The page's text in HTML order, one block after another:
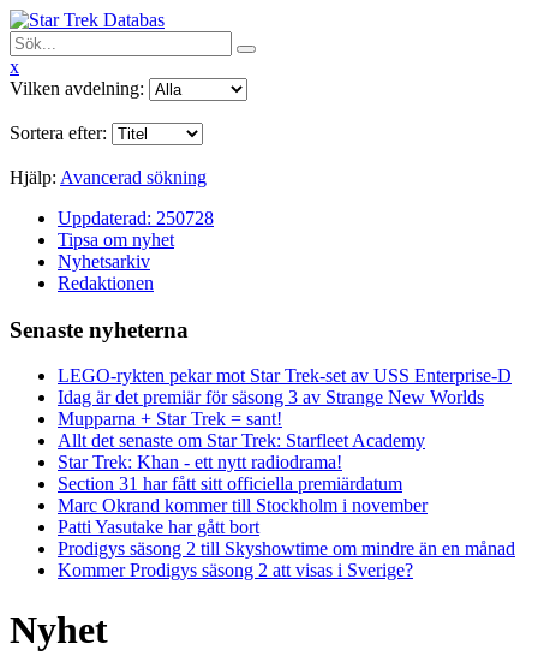
x
Vilken avdelning:
Sortera efter:
Hjälp: Avancerad sökning
Uppdaterad: 250728
Tipsa om nyhet
Nyhetsarkiv
Redaktionen
Senaste nyheterna
LEGO-rykten pekar mot Star Trek-set av USS Enterprise-D
Idag är det premiär för säsong 3 av Strange New Worlds
Mupparna + Star Trek = sant!
Allt det senaste om Star Trek: Starfleet Academy
Star Trek: Khan - ett nytt radiodrama!
Section 31 har fått sitt officiella premiärdatum
Marc Okrand kommer till Stockholm i november
Patti Yasutake har gått bort
Prodigys säsong 2 till Skyshowtime om mindre än en månad
Kommer Prodigys säsong 2 att visas i Sverige?
Nyhet